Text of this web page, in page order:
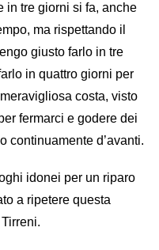
in tre giorni si fa, anche
ma rispettando il
giusto farlo in tre
in quattro giorni per
costa, visto
fermarci e godere dei
continuamente d’avanti.
idonei per un riparo
a ripetere questa